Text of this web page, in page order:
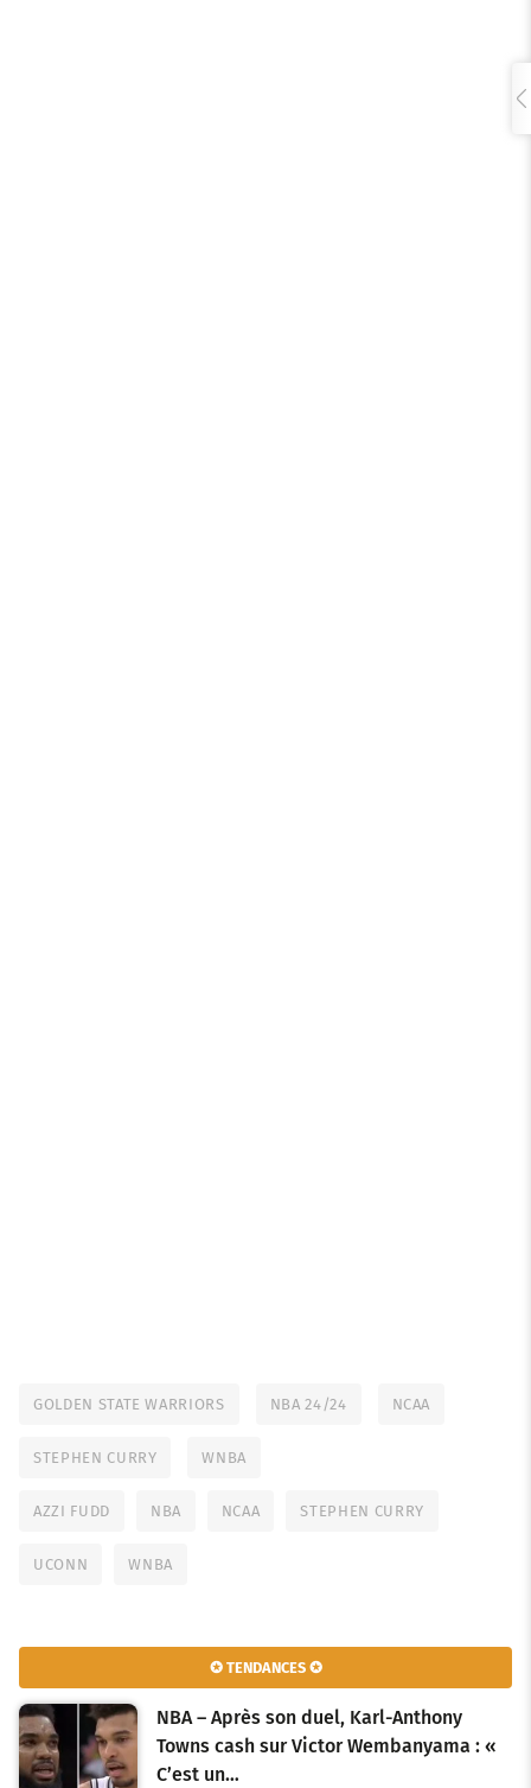
GOLDEN STATE WARRIORS NBA 24/24 NCAA
STEPHEN CURRY WNBA
AZZI FUDD NBA NCAA STEPHEN CURRY
UCONN WNBA
✪ TENDANCES ✪
NBA – Après son duel, Karl-Anthony
Towns cash sur Victor Wembanyama : «
C’est un…